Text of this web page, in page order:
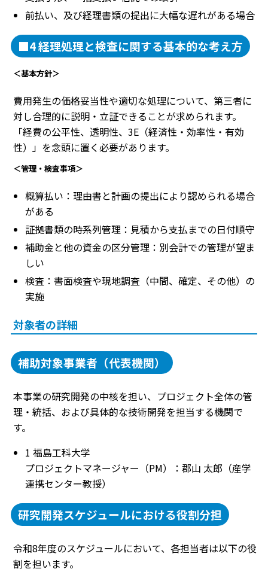
前払い、及び経理書類の提出に大幅な遅れがある場合
■4 経理処理と検査に関する基本的な考え方
＜基本方針＞
費用発生の価格妥当性や適切な処理について、第三者に
対し合理的に説明・立証できることが求められます。
「経費の公平性、透明性、3E（経済性・効率性・有効
性）」を念頭に置く必要があります。
＜管理・検査事項＞
概算払い：理由書と計画の提出により認められる場合
がある
証拠書類の時系列管理：見積から支払までの日付順守
補助金と他の資金の区分管理：別会計での管理が望ま
しい
検査：書面検査や現地調査（中間、確定、その他）の
実施
対象者の詳細
補助対象事業者（代表機関）
本事業の研究開発の中核を担い、プロジェクト全体の管
理・統括、および具体的な技術開発を担当する機関で
す。
1 福島工科大学
プロジェクトマネージャー（PM）：郡山 太郎（産学
連携センター教授）
研究開発スケジュールにおける役割分担
令和8年度のスケジュールにおいて、各担当者は以下の役
割を担います。